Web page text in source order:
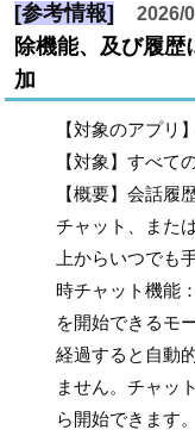
[参考情報] 2026/
除機能、及び履歴
加
【対象のアプリ
【対象】すべて
【概要】会話履
チャット、また
上からいつでも
時チャット機能
を開始できるモ
経過すると自動
ません。チャッ
ら開始できます。